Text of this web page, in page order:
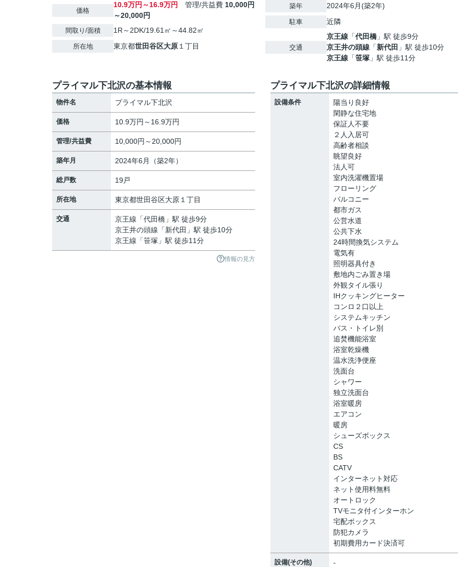
価格
10.9万円～16.9万円 管理/共益費 10,000円
～20,000円
間取り/面積 1R～2DK/19.61㎡～44.82㎡
所在地 東京都世田谷区大原 １丁目
築年 2024年6月(築2年)
駐車 近隣
交通
京王線 「代田橋 」駅 徒歩9分
京王井の頭線 「新代田 」駅 徒歩10分
京王線 「笹塚 」駅 徒歩11分
プライマル下北沢の基本情報
物件名 プライマル下北沢
価格 10.9万円～16.9万円
管理/共益費 10,000円～20,000円
築年月 2024年6月（築2年）
総戸数 19戸
所在地 東京都世田谷区大原 １丁目
交通 京王線 「代田橋 」駅 徒歩9分
京王井の頭線 「新代田 」駅 徒歩10分
京王線 「笹塚 」駅 徒歩11分
情報の見方
プライマル下北沢の詳細情報
設備条件
陽当り良好
閑静な住宅地
保証人不要
２人入居可
高齢者相談
眺望良好
法人可
室内洗濯機置場
フローリング
バルコニー
都市ガス
公営水道
公共下水
24時間換気システム
電気有
照明器具付き
敷地内ごみ置き場
外観タイル張り
IHクッキングヒーター
コンロ２口以上
システムキッチン
バス・トイレ別
追焚機能浴室
浴室乾燥機
温水洗浄便座
洗面台
シャワー
独立洗面台
浴室暖房
エアコン
暖房
シューズボックス
CS
BS
CATV
インターネット対応
ネット使用料無料
オートロック
TVモニタ付インターホン
宅配ボックス
防犯カメラ
初期費用カード決済可
設備(その他) -